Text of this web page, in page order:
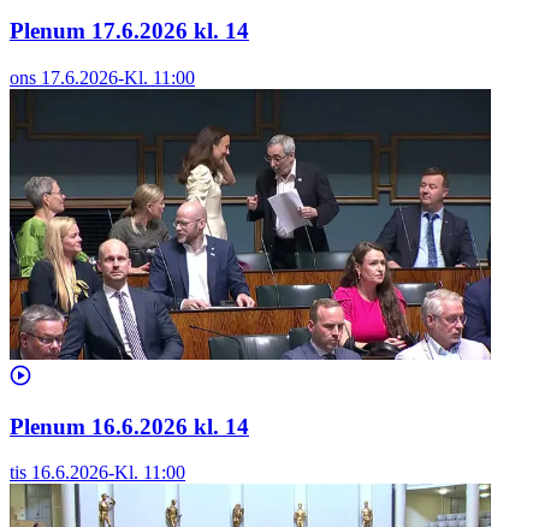
Plenum 17.6.2026 kl. 14
ons 17.6.2026-Kl. 11:00
Plenum 16.6.2026 kl. 14
tis 16.6.2026-Kl. 11:00